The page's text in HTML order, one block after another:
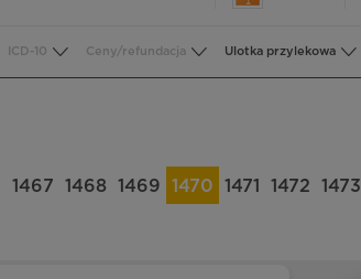
ICD-10 Ceny/refundacja Ulotka przylekowa
1467 1468 1469 1470 1471 1472 1473